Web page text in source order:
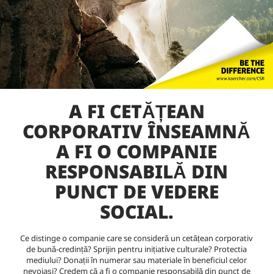
A FI CETĂȚEAN
CORPORATIV ÎNSEAMNĂ
A FI O COMPANIE
RESPONSABILĂ DIN
PUNCT DE VEDERE
SOCIAL.
Ce distinge o companie care se consideră un cetățean corporativ
de bună-credință? Sprijin pentru inițiative culturale? Protectia
mediului? Donații în numerar sau materiale în beneficiul celor
nevoiași? Credem că a fi o companie responsabilă din punct de